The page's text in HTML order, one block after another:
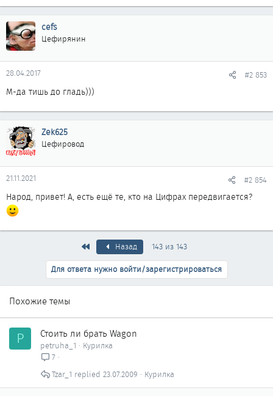
cefs
Цефирянин
28.04.2017 #2 853
М-да тишь до гладь)))
Zek625
Цефировод
21.11.2021 #2 854
Народ, привет! А, есть ещё те, кто на Цифрах передвигается?
ПервыйНазад
143 из 143
Для ответа нужно войти/зарегистрироваться
Похожие темы
P Стоить ли брать Wagon
petruha_1
Курилка
7
Курилка
23.07.2009
Tzar_1